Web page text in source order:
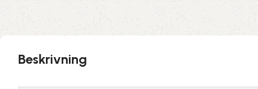
Beskrivning